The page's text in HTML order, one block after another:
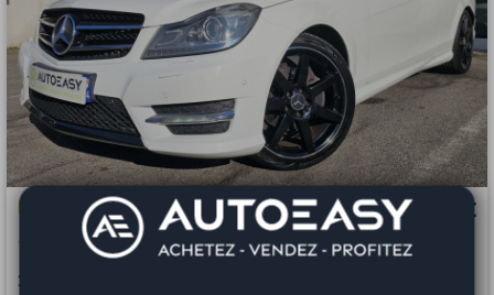
Mercedes Classe C 10 490 €
180 coupé 1.6i TURBO 156 cv pack AMG PLUS Toit Panoramique
2013